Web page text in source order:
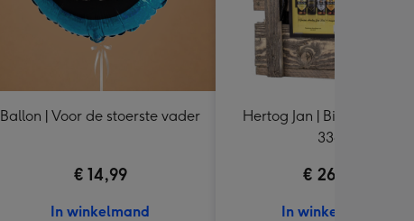
Ballon | Voor de stoerste vader
€ 14,99
In winkelmand
Hertog Jan | Bierpakket | 5
33cl
€ 26,99
In winkelmand